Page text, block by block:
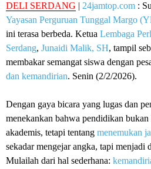
DELI SERDANG | 24jamtop.com :
Yayasan Perguruan Tunggal Margo
ini terasa berbeda. Ketua Lembaga
Serdang, Junaidi Malik, SH, tampil
membakar semangat siswa dengan
dan kemandirian. Senin (2/2/2026).
Dengan gaya bicara yang lugas dan
menekankan bahwa pendidikan
akademis, tetapi tentang menemukan
sekadar mengejar angka, tapi menjadi
Mulailah dari hal sederhana: